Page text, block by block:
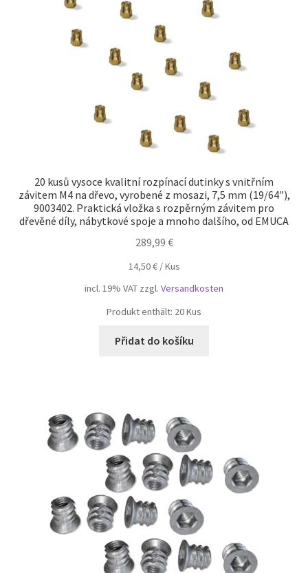
20 kusů vysoce kvalitní rozpínací dutinky s vnitřním
závitem M4 na dřevo, vyrobené z mosazi, 7,5 mm (19/64″),
9003402. Praktická vložka s rozpěrným závitem pro
dřevěné díly, nábytkové spoje a mnoho dalšího, od EMUCA
289,99 €
14,50€/Kus
incl. 19% VAT zzgl. Versandkosten
Produkt enthält: 20Kus
Přidat do košíku